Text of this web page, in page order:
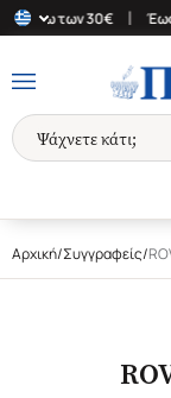
άνω των 30€
Αρχική/Συγγραφείς/